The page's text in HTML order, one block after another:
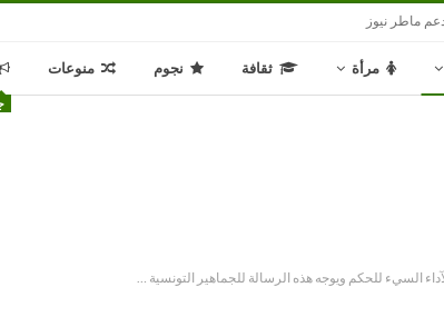
ماطر نيوز
مرأة ثقافة نجوم منوعات
السيء للحكم ويوجه هذه الرسالة للجماهير التونسية …